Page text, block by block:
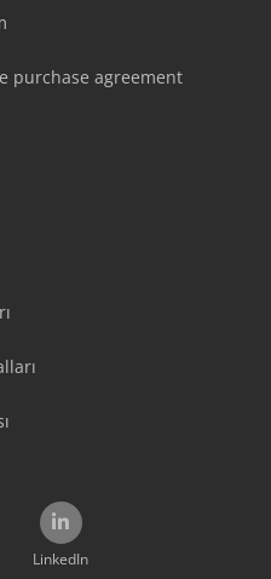
purchase agreement
LinkedIn